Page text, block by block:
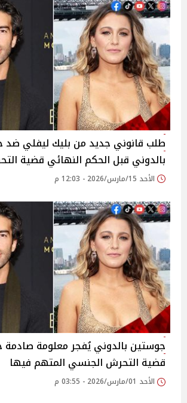
طلب قانوني جديد من بليك ليفلي ضد
بالدوني قبل الحكم النهائي قضية
الأحد 15/مارس/2026 - 12:03 م
جوستين بالدوني يُفجر معلومة
قضية التحرش الجنسي المتهم فيها
الأحد 01/مارس/2026 - 03:55 م